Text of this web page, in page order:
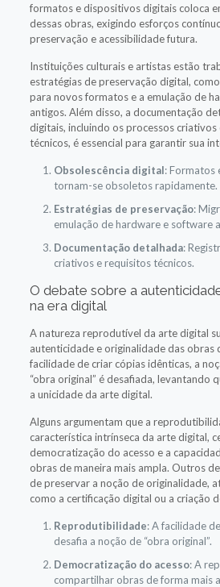
formatos e dispositivos digitais coloca
dessas obras, exigindo esforços
preservação e acessibilidade futura.
Instituições culturais e artistas estão
estratégias de preservação digital,
para novos formatos e a emulação de
antigos. Além disso, a documentação
digitais, incluindo os processos criativos
técnicos, é essencial para garantir sua
Obsolescência digital: Formatos
tornam-se obsoletos rapidamente.
Estratégias de preservação:
emulação de hardware e software
Documentação detalhada:
criativos e requisitos técnicos.
O debate sobre a
na era digital
A natureza reprodutível da arte digital
autenticidade e originalidade das obras
facilidade de criar cópias idênticas, a
“obra original” é desafiada, levantando
a unicidade da arte digital.
Alguns argumentam que a
característica intrínseca da arte digital,
democratização do acesso e a
obras de maneira mais ampla. Outros
de preservar a noção de originalidade,
como a certificação digital ou a criação
Reprodutibilidade: A facilidade
desafia a noção de “obra original”.
Democratização do acesso: A
compartilhar obras de forma mais